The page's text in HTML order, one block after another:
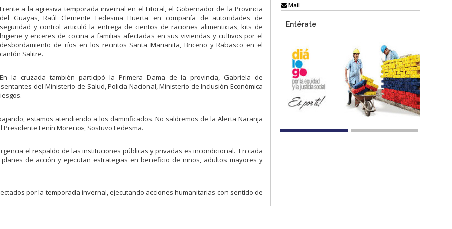
Frente a la agresiva temporada invernal en el Litoral, el Gobernador de la Provincia
del Guayas, Raúl Clemente Ledesma Huerta en compañía de autoridades de
seguridad y control articuló la entrega de cientos de raciones alimenticias, kits de
higiene y enceres de cocina a familias afectadas en sus viviendas y cultivos por el
desbordamiento de ríos en los recintos Santa Marianita, Briceño y Rabasco en el
cantón Salitre.
En la cruzada también participó la Primera Dama de la provincia, Gabriela de
del Ministerio de Salud, Policía Nacional, Ministerio de Inclusión Económica
estamos atendiendo a los damnificados. No saldremos de la Alerta Naranja
Lenín Moreno», Sostuvo Ledesma.
el respaldo de las instituciones públicas y privadas es incondicional. En cada
de acción y ejecutan estrategias en beneficio de niños, adultos mayores y
por la temporada invernal, ejecutando acciones humanitarias con sentido de
Mail
Entérate